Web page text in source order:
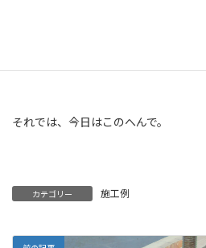
それでは、今日はこのへんで。
カテゴリー 施工例